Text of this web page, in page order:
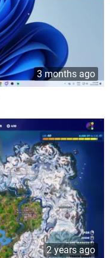
3 months ago
2 years ago